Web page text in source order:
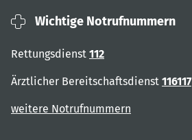
Wichtige Notrufnummern
Rettungsdienst 112
Ärztlicher Bereitschaftsdienst 116117
weitere Notrufnummern